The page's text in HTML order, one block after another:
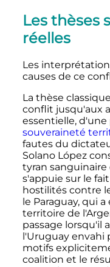
Les thèses
réelles
Les
causes de ce
La thèse
conflit jusqu'aux
essentielle, d'une
souveraineté
fautes du
Solano López
tyran sanguinaire
s'appuie sur le
hostilités contre
le Paraguay, qui
territoire de
passage lorsqu'il
l'Uruguay envahi
motifs
coalition et le